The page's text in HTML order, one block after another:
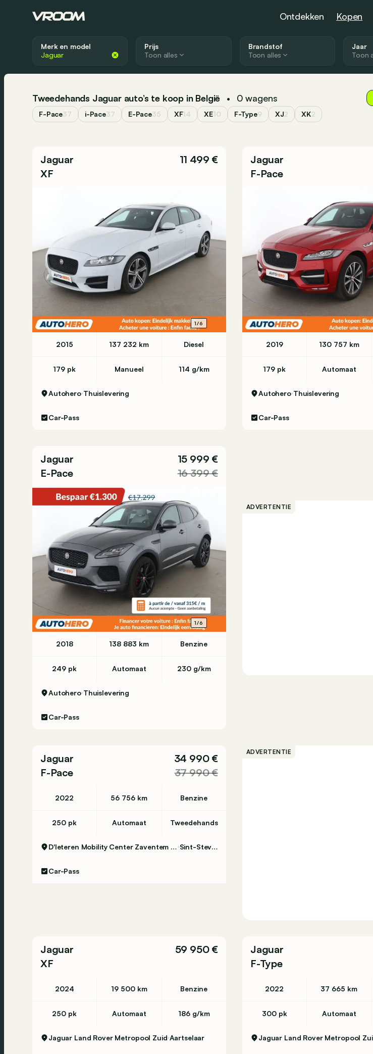
Ontdekken Kopen
Merk en model
Prijs
Toon alles
Brandstof
Toon alles
Jaar
Toon
Tweedehands Jaguar auto’s te koop in België • 0 wagens
F-Pace37 i-Pace37 E-Pace35 XF14 XE10 F-Type9 XJ2 XK2
Jaguar
XF
11 499 €
1/6
2015 137 232 km Diesel
179 pk Manueel 114 g/km
Autohero Thuislevering
Car-Pass
Jaguar
F-Pace
2019 130 757 km
179 pk Automaat
Autohero Thuislevering
Car-Pass
Jaguar
E-Pace
15 999 €
16 399 €
1/6
2018 138 883 km Benzine
249 pk Automaat 230 g/km
Autohero Thuislevering
Car-Pass
ADVERTENTIE
Jaguar
F-Pace
34 990 €
37 990 €
2022 56 756 km Benzine
250 pk Automaat Tweedehands
D'Ieteren Mobility Center Zaventem - Volkswagen & Commercial Vehicles Sint-Stevens-Woluwe
Car-Pass
ADVERTENTIE
Jaguar
XF
59 950 €
2024 19 500 km Benzine
250 pk Automaat 186 g/km
Jaguar Land Rover Metropool Zuid Aartselaar
Jaguar
F-Type
2022 37 665 km
300 pk Automaat
Jaguar Land Rover Metropool